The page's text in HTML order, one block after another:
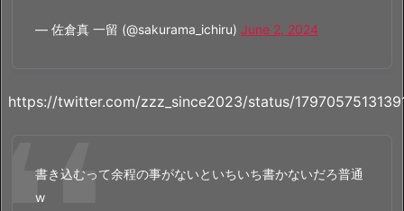
— 佐倉真 一留 (@sakurama_ichiru) June 2, 2024
https://twitter.com/zzz_since2023/status/
書き込むって余程の事がないといちいち書かないだろ普通
w